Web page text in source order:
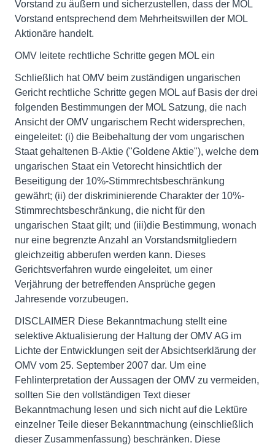
Vorstand zu äußern und sicherzustellen, dass der MOL
Vorstand entsprechend dem Mehrheitswillen der MOL
Aktionäre handelt.
OMV leitete rechtliche Schritte gegen MOL ein
Schließlich hat OMV beim zuständigen ungarischen
Gericht rechtliche Schritte gegen MOL auf Basis der drei
folgenden Bestimmungen der MOL Satzung, die nach
Ansicht der OMV ungarischem Recht widersprechen,
eingeleitet: (i) die Beibehaltung der vom ungarischen
Staat gehaltenen B-Aktie ("Goldene Aktie"), welche dem
ungarischen Staat ein Vetorecht hinsichtlich der
Beseitigung der 10%-Stimmrechtsbeschränkung
gewährt; (ii) der diskriminierende Charakter der 10%-
Stimmrechtsbeschränkung, die nicht für den
ungarischen Staat gilt; und (iii)die Bestimmung, wonach
nur eine begrenzte Anzahl an Vorstandsmitgliedern
gleichzeitig abberufen werden kann. Dieses
Gerichtsverfahren wurde eingeleitet, um einer
Verjährung der betreffenden Ansprüche gegen
Jahresende vorzubeugen.
DISCLAIMER Diese Bekanntmachung stellt eine
selektive Aktualisierung der Haltung der OMV AG im
Lichte der Entwicklungen seit der Absichtserklärung der
OMV vom 25. September 2007 dar. Um eine
Fehlinterpretation der Aussagen der OMV zu vermeiden,
sollten Sie den vollständigen Text dieser
Bekanntmachung lesen und sich nicht auf die Lektüre
einzelner Teile dieser Bekanntmachung (einschließlich
dieser Zusammenfassung) beschränken. Diese